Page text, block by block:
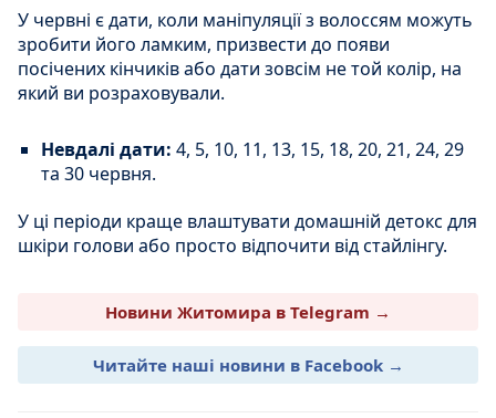
У червні є дати, коли маніпуляції з волоссям можуть
зробити його ламким, призвести до появи
посічених кінчиків або дати зовсім не той колір, на
який ви розраховували.
Невдалі дати: 4, 5, 10, 11, 13, 15, 18, 20, 21, 24, 29
та 30 червня.
У ці періоди краще влаштувати домашній детокс для
шкіри голови або просто відпочити від стайлінгу.
Новини Житомира в Telegram →
Читайте наші новини в Facebook →